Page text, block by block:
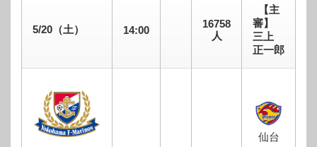
5/20（土） 14:00
16758
人
【主
審】
三上
正一郎
仙台